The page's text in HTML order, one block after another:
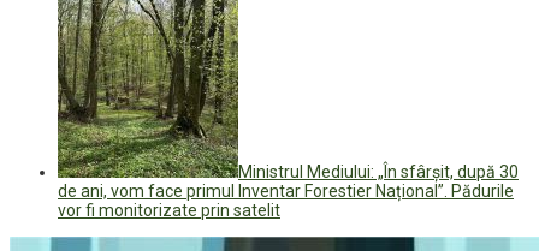
Ministrul Mediului: „În sfârșit, după 30
de ani, vom face primul Inventar Forestier Național”. Pădurile
vor fi monitorizate prin satelit